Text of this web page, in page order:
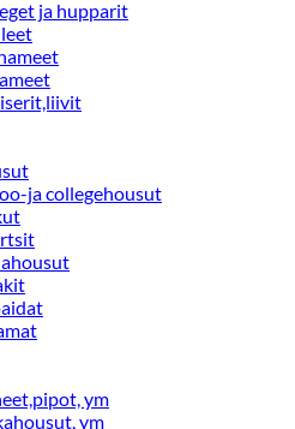
ja hupparit
ja collegehousut
ym
ym